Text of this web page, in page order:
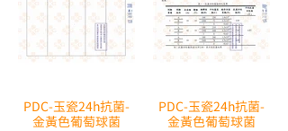
PDC-玉瓷24h抗菌-
金黃色葡萄球菌
PDC-玉瓷24h抗菌-
金黃色葡萄球菌